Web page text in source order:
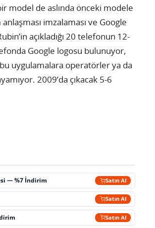
model de aslında önceki modele
imzalaması ve Google
açıkladığı 20 telefonun 12-
Google logosu bulunuyor,
uygulamalara operatörler ya da
2009’da çıkacak 5-6
— %7 İndirim Satın Al
Satın Al
Satın Al